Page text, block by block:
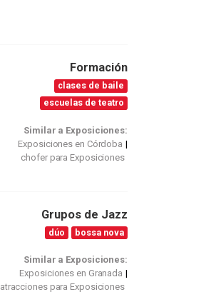
Formación
clases de baile
escuelas de teatro
Similar a Exposiciones:
Exposiciones en Córdoba
chofer para Exposiciones
Grupos de Jazz
dúo bossa nova
Similar a Exposiciones:
Exposiciones en Granada
atracciones para Exposiciones